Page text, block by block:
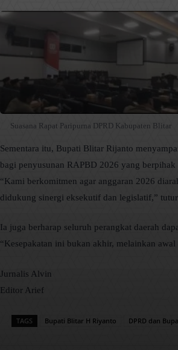
Suasana Rapat Paripurna DPRD Kabupaten Blitar
Sementara itu, Bupati Blitar Rijanto
bagi penyusunan RAPBD 2026 yang berpihak
“Kami berkomitmen agar anggaran 2026
didukung sinergi eksekutif dan legislatif,”
Ia juga berharap seluruh perangkat daerah
“Kesepakatan ini bukan akhir, melainkan
Jurnalis Alvin
Editor Arief
TAGS Bupati Blitar H Riyanto DPRD dan